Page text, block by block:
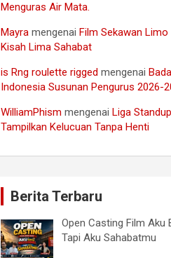
Menguras Air Mata.
Mayra mengenai Film Sekawan
Kisah Lima Sahabat
is Rng roulette rigged mengenai
Indonesia Susunan Pengurus 2026-
WilliamPhism mengenai Liga
Tampilkan Kelucuan Tanpa Henti
Berita Terbaru
Open Casting Film Aku
Tapi Aku Sahabatmu